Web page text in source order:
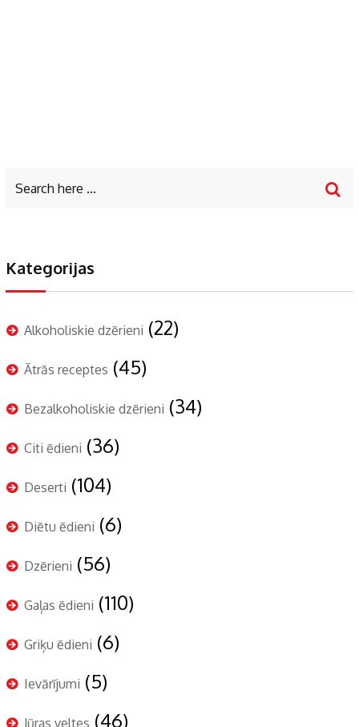
Kategorijas
Alkoholiskie dzērieni (22)
Ātrās receptes (45)
Bezalkoholiskie dzērieni (34)
Citi ēdieni (36)
Deserti (104)
Diētu ēdieni (6)
Dzērieni (56)
Gaļas ēdieni (110)
Griķu ēdieni (6)
Ievārījumi (5)
Jūras veltes (46)